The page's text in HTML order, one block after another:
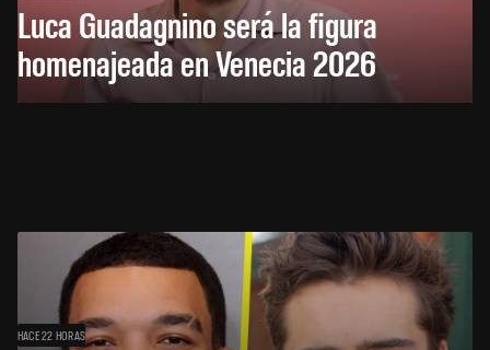
Luca Guadagnino será la figura
homenajeada en Venecia 2026
HACE 22 HORAS